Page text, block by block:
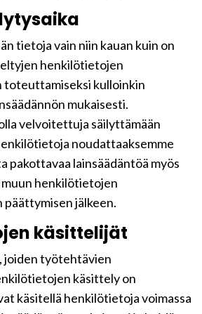
tietoja vain niin kauan kuin on
henkilötietojen
kulloinkin
mukaisesti.
velvoitettuja säilyttämään
noudattaaksemme
pakottavaa lainsäädäntöä myös
henkilötietojen
jälkeen.
käsittelijät
joiden työtehtävien
käsittely on
käsitellä henkilötietoja voimassa